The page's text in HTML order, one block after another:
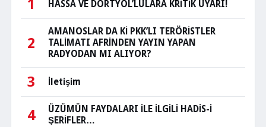
1 HASSA VE DÖRTYOL’LULARA KRİTİK UYARI!
2
AMANOSLAR DA Kİ PKK’LI TERÖRİSTLER
TALİMATI AFRİNDEN YAYIN YAPAN
RADYODAN MI ALIYOR?
3 İletişim
4
ÜZÜMÜN FAYDALARI İLE İLGİLİ HADİS-İ
ŞERİFLER…